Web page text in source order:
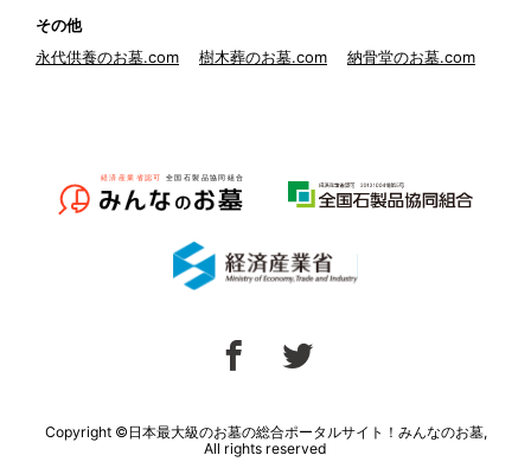
その他
永代供養のお墓.com
樹木葬のお墓.com 納骨堂のお墓.com
Copyright ©日本最大級のお墓の総合ポータルサイト！みんなのお墓,
All rights reserved